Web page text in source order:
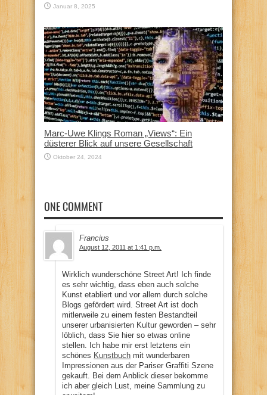
Januar 8, 2025
Marc-Uwe Klings Roman „Views“: Ein
düsterer Blick auf unsere Gesellschaft
Oktober 24, 2024
ONE COMMENT
Francius
August 12, 2011 at 1:41 p.m.
Wirklich wunderschöne Street Art! Ich finde
es sehr wichtig, dass eben auch solche
Kunst etabliert und vor allem durch solche
Blogs gefördert wird. Street Art ist doch
mitlerweile zu einem festen Bestandteil
unserer urbanisierten Kultur geworden – sehr
löblich, dass Sie hier so etwas online
stellen. Ich habe mir erst letztens ein
schönes Kunstbuch mit wunderbaren
Impressionen aus der Pariser Graffiti Szene
gekauft. Bei dem Anblick dieser bekomme
ich aber gleich Lust, meine Sammlung zu